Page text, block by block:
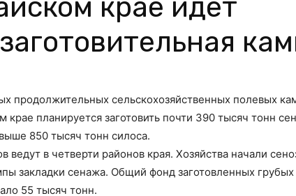
крае идет
продолжительных сельскохозяйственных полевых
крае планируется заготовить почти 390 тысяч тонн
850 тысяч тонн силоса.
ведут в четверти районов края. Хозяйства начали
закладки сенажа. Общий фонд заготовленных
55 тысяч тонн.